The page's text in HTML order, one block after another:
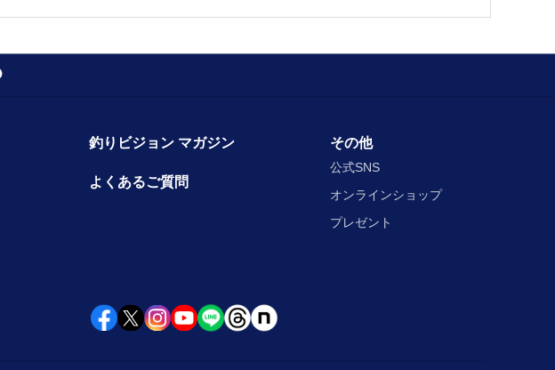
釣りビジョン マガジン
よくあるご質問
その他
公式SNS
オンラインショップ
プレゼント